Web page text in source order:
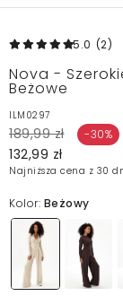
5.0 (2)
Nova -
Beżowe
ILM0297
189,99 zł -30%
132,99 zł
Najniższa cena z 30
Kolor: Beżowy